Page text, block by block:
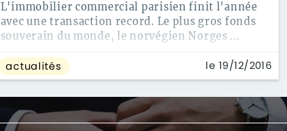
L'immobilier commercial parisien finit l'année
avec une transaction record. Le plus gros fonds
souverain du monde, le norvégien Norges ...
actualités le 19/12/2016